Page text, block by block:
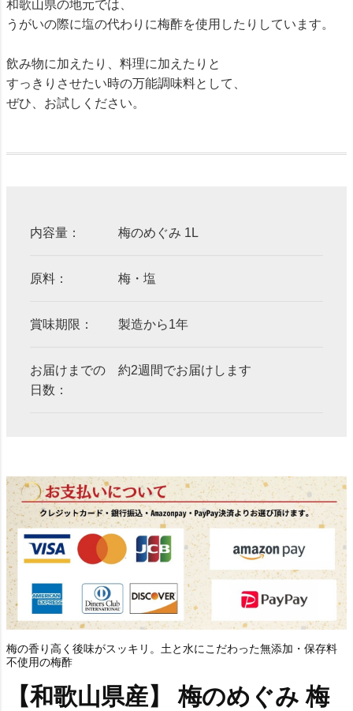
和歌山県の地元では、
うがいの際に塩の代わりに梅酢を使用したりしています。
飲み物に加えたり、料理に加えたりと
すっきりさせたい時の万能調味料として、
ぜひ、お試しください。
内容量： 梅のめぐみ 1L
原料： 梅・塩
賞味期限： 製造から1年
お届けまでの
日数：
約2週間でお届けします
梅の香り高く後味がスッキリ。土と水にこだわった無添加・保存料
不使用の梅酢
【和歌山県産】 梅のめぐみ 梅